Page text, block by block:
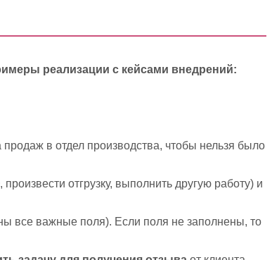
реализации с кейсами внедрений:
в отдел производства, чтобы нельзя было
отгрузку, выполнить другую работу) и
все важные поля). Если поля не заполнены, то